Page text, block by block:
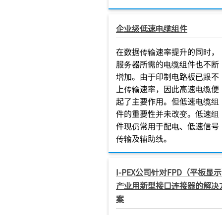
企业级低速电缆组件
在数据传输速率提升的同时，
服务器所需的电缆组件也不断
增加。由于印制电路板已跟不
上传输速率，因此高速电缆便
起了主要作用。但低速电缆组
件的重要性并未改变。低速组
件现仍常用于配电、低速信号
传输及辅助线。
I-PEX公司针对FPD（平板显
产业用新型接口连接器的解决
案